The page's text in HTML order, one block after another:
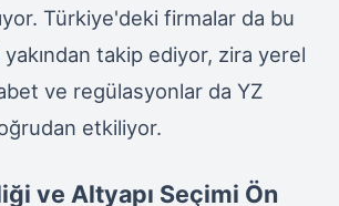
Türkiye'deki firmalar da bu
takip ediyor, zira yerel
ve regülasyonlar da YZ
etkiliyor.
ve Altyapı Seçimi Ön